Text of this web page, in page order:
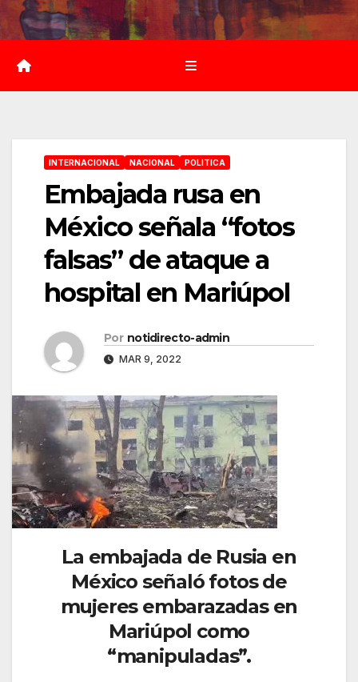
Saltar
al
contenido
INTERNACIONAL NACIONAL POLITICA
Embajada rusa en
México señala “fotos
falsas” de ataque a
hospital en Mariúpol
Por notidirecto-admin
MAR 9, 2022
La embajada de Rusia en
México señaló fotos de
mujeres embarazadas en
Mariúpol como
“manipuladas”.